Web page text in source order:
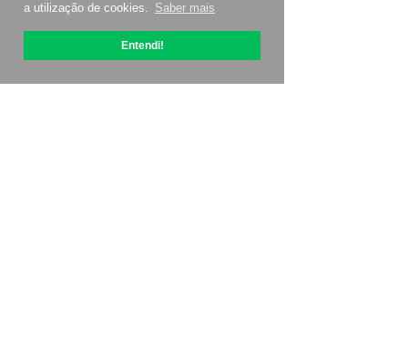
a utilização de cookies. Saber mais
Entendi!